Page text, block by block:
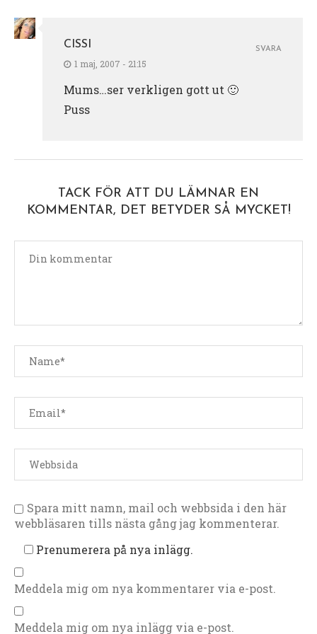
CISSI
1 maj, 2007 - 21:15
Mums…ser verkligen gott ut 🙂
Puss
SVARA
TACK FÖR ATT DU LÄMNAR EN
KOMMENTAR, DET BETYDER SÅ MYCKET!
Spara mitt namn, mail och webbsida i den här
webbläsaren tills nästa gång jag kommenterar.
Prenumerera på nya inlägg.
Meddela mig om nya kommentarer via e-post.
Meddela mig om nya inlägg via e-post.